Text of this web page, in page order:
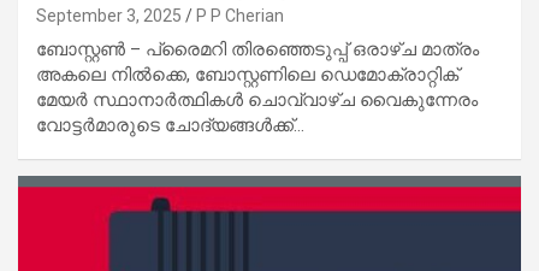
September 3, 2025 P P Cherian
ബോസ്റ്റൺ – പ്രൈമറി തിരഞ്ഞെടുപ്പ് ഒരാഴ്ച മാത്രം
അകലെ നിൽക്കെ, ബോസ്റ്റണിലെ ഡെമോക്രാറ്റിക്
മേയർ സ്ഥാനാർത്ഥികൾ ചൊവ്വാഴ്ച വൈകുന്നേരം
വോട്ടർമാരുടെ ചോദ്യങ്ങൾക്ക്…